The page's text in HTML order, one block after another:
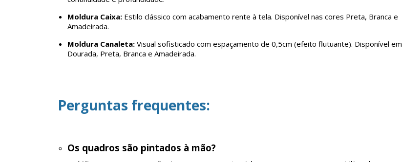
Moldura Caixa: Estilo clássico com acabamento rente à tela. Disponível nas cores Preta, Branca e
Amadeirada.
Moldura Canaleta: Visual sofisticado com espaçamento de 0,5cm (efeito flutuante). Disponível em
Dourada, Preta, Branca e Amadeirada.
Perguntas frequentes:
Os quadros são pintados à mão?